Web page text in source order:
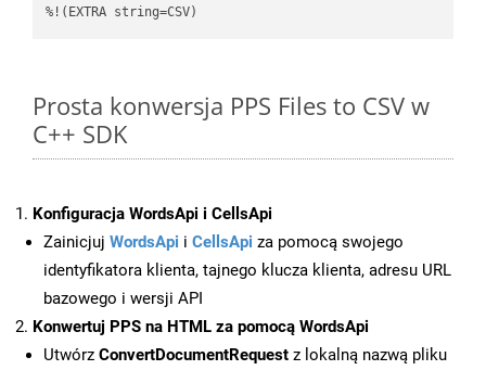
%!(EXTRA string=CSV)
Prosta konwersja PPS Files to CSV w
C++ SDK
Konfiguracja WordsApi i CellsApi
Zainicjuj WordsApi i CellsApi za pomocą swojego
identyfikatora klienta, tajnego klucza klienta, adresu URL
bazowego i wersji API
Konwertuj PPS na HTML za pomocą WordsApi
Utwórz ConvertDocumentRequest z lokalną nazwą pliku